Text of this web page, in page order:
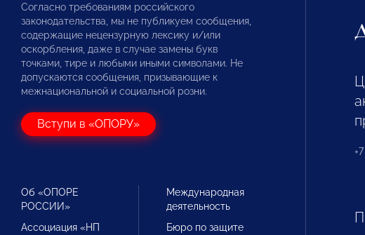
Согласно требованиям российского
законодательства, мы не публикуем сообщения,
содержащие нецензурную лексику и/или
оскорбления, даже в случае замены букв
точками, тире и любыми иными символами. Не
допускаются сообщения, призывающие к
межнациональной и социальной розни.
Вступи в «ОПОРУ»
Об «ОПОРЕ
РОССИИ»
Ассоциация «НП
Международная
деятельность
Бюро по защите